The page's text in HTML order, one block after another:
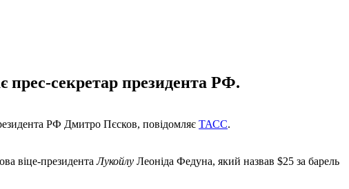
прес-секретар президента РФ.
РФ Дмитро Пєсков, повідомляє ТАСС.
віце-президентаЛукойлу Леоніда Федуна, який назвав $25 за барель